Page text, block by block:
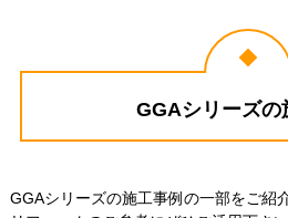
GGAシリーズの
GGAシリーズの施工事例の一部をご紹